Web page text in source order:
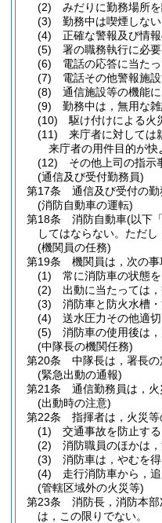
(2)
みだりに勤務場所を
(3)
勤務中は喫煙しない
(4)
正確な警報及び情
(5)
署の職務執行に必
(6)
電話の応答に当た
(7)
電話その他警報施
(8)
通信施設等の機能
(9)
勤務中は，無用な
(10)
駆け付けによる火
(11)
来庁者に対しては
来庁者の用件目的が快
(12)
その他上司の指示
(通信及び受付勤務員)
第17条
通信及び受付の勤
(消防自動車の運転)
第18条
消防自動車(以下
してはならない。 ただし
(機関員の任務)
第19条
機関員は，次の事
(1)
常に消防車の状態
(2)
出動に当たっては
(3)
消防車と防火水槽
(4)
送水圧力その他適切
(5)
消防車の使用後は
(中隊長の機関任務)
第20条
中隊長は，署長
(緊急出動の通報)
第21条
通信勤務員は，
(出動時の注意)
第22条
指揮者は，火災
(1)
交通事故を防止す
(2)
消防職員のほかは
(3)
消防車は，やむを
(4)
走行消防車から，
(管轄区域外の火災等)
第23条
消防長，消防本
は，この限りでない。